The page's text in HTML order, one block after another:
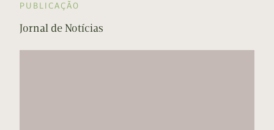
PUBLICAÇÃO
Jornal de Notícias